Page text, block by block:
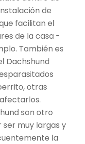
de
facilitan el
de la casa -
También es
Dachshund
otras
son otro
muy largas y
la